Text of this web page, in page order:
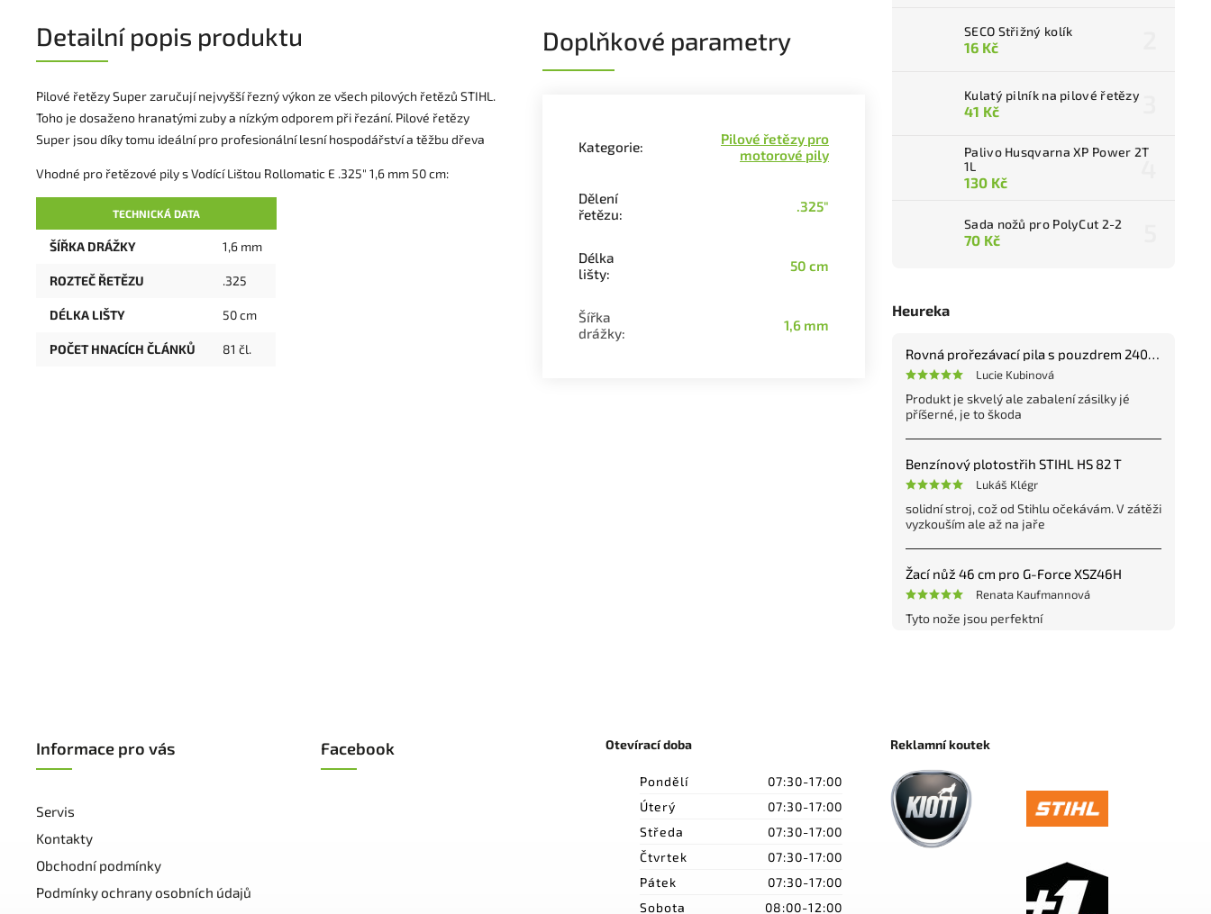
SECO Střižný kolík
16 Kč
Kulatý pilník na pilové řetězy
41 Kč
Palivo Husqvarna XP Power 2T
1L
130 Kč
Sada nožů pro PolyCut 2-2
70 Kč
Heureka
Rovná prořezávací pila s pouzdrem 240 mm
Lucie Kubinová
Produkt je skvelý ale zabalení zásilky jé
příšerné, je to škoda
Benzínový plotostřih STIHL HS 82 T
Lukáš Klégr
solidní stroj, což od Stihlu očekávám. V zátěži
vyzkouším ale až na jaře
Žací nůž 46 cm pro G-Force XSZ46H
Renata Kaufmannová
Tyto nože jsou perfektní
Detailní popis produktu
Pilové řetězy Super zaručují nejvyšší řezný výkon ze všech pilových řetězů STIHL.
Toho je dosaženo hranatými zuby a nízkým odporem při řezání. Pilové řetězy
Super jsou díky tomu ideální pro profesionální lesní hospodářství a těžbu dřeva
Vhodné pro řetězové pily s Vodící Lištou Rollomatic E .325" 1,6 mm 50 cm:
TECHNICKÁ DATA
ŠÍŘKA DRÁŽKY 1,6 mm
ROZTEČ ŘETĚZU .325
DÉLKA LIŠTY 50 cm
POČET HNACÍCH ČLÁNKŮ 81 čl.
Doplňkové parametry
Kategorie:
Pilové řetězy pro
motorové pily
Dělení
řetězu: .325"
Délka
lišty: 50 cm
Šířka
drážky: 1,6 mm
Informace pro vás
Servis
Kontakty
Obchodní podmínky
Podmínky ochrany osobních údajů
Facebook Otevírací doba
Pondělí
07:30-17:00
Úterý
07:30-17:00
Středa
07:30-17:00
Čtvrtek
07:30-17:00
Pátek
07:30-17:00
Sobota
08:00-12:00
Reklamní koutek